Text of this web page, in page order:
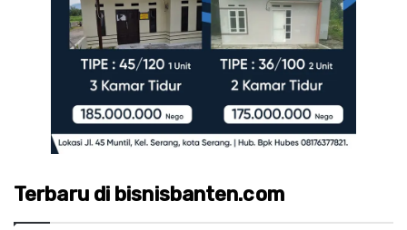
Terbaru di bisnisbanten.com